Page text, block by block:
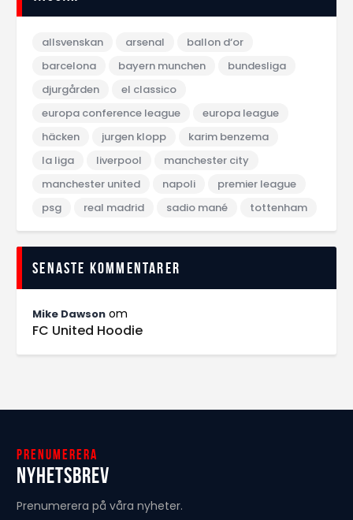
allsvenskan arsenal
ballon d‘or
barcelona
bayern munchen
bundesliga
djurgården
el classico
europa conference league
europa league
häcken
jurgen klopp
karim benzema
la liga
liverpool
manchester city
manchester united
napoli
premier league
psg
real madrid sadio mané tottenham
Senaste kommentarer
Mike Dawson om
FC United Hoodie
Prenumerera
Nyhetsbrev
Prenumerera på våra nyheter.